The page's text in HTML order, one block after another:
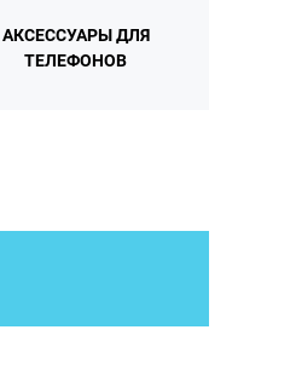
АКСЕССУАРЫ ДЛЯ
ТЕЛЕФОНОВ